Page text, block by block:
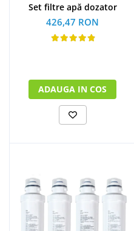
Set filtre apă dozator
426,47 RON
ADAUGA IN COS